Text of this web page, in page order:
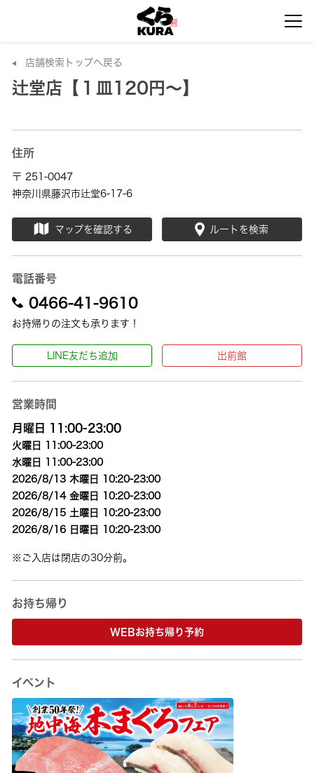
店舗検索トップへ戻る
辻堂店【１皿120円～】
住所
〒 251-0047
神奈川県藤沢市辻堂6-17-6
マップを確認する ルートを検索
電話番号
0466-41-9610
お持帰りの注文も承ります！
LINE友だち追加 出前館
営業時間
月曜日 11:00-23:00
火曜日 11:00-23:00
水曜日 11:00-23:00
2026/8/13 木曜日 10:20-23:00
2026/8/14 金曜日 10:20-23:00
2026/8/15 土曜日 10:20-23:00
2026/8/16 日曜日 10:20-23:00
※ご入店は閉店の30分前。
お持ち帰り
WEBお持ち帰り予約
イベント